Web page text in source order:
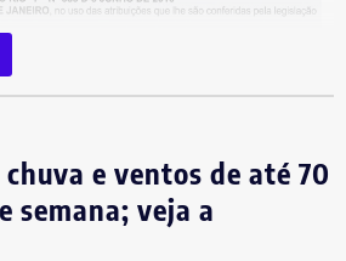
da Casa Civil, André Marinho
Marcelo Crivella
a eleição assumiu a prefeitura e,
comissionados. No primeiro
e ventos de até 70
semana; veja a